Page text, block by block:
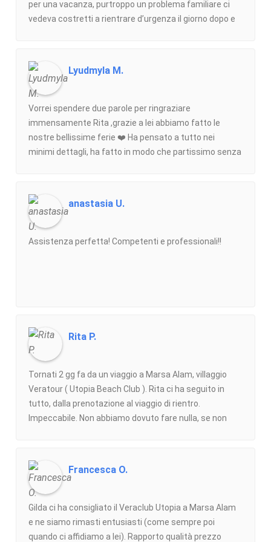
per una vacanza, purtroppo un problema familiare ci
vedeva costretti a rientrare d’urgenza il giorno dopo e
visto il brutto momento che stavamo attraversando
ed ha gestito il volo di rientro per il giorno successivo
ed i transfer per l’aeroportoQuesto per noi è indice di
grande umanità e professionalità di cui siamo davvero
grati, anche a Valentina per la cordialità
dimostrataGrazie ancoraAlessandro e Vanna
Lyudmyla M.
Vorrei spendere due parole per ringraziare
immensamente Rita ,grazie a lei abbiamo fatto le
nostre bellissime ferie ❤️ Ha pensato a tutto nei
minimi dettagli, ha fatto in modo che partissimo senza
disponibilissimi e professionali. Straconsigliata 🔝❤️
anastasia U.
Assistenza perfetta! Competenti e professionali!!
Rita P.
Tornati 2 gg fa da un viaggio a Marsa Alam, villaggio
Veratour ( Utopia Beach Club ). Rita ci ha seguito in
tutto, dalla prenotazione al viaggio di rientro.
Impeccabile. Non abbiamo dovuto fare nulla, se non
sapere se andava tutto bene e disponibile in caso di
bisogno. È stata proprio una vacanza SENZA
PENSIERI.Aggiornamento 2026. Viaggio a
Fuerteventura ( Tui Magic LIFE - Jandia ) Fashion travel
sempre una garanzia. Grazie Rita !!!
Francesca O.
Gilda ci ha consigliato il Veraclub Utopia a Marsa Alam
e ne siamo rimasti entusiasti (come sempre poi
quando ci affidiamo a lei). Rapporto qualità prezzo